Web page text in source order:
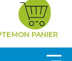
MON PANIER